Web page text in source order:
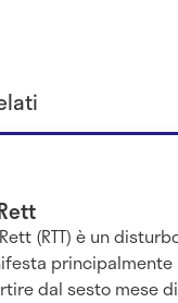
(RTT) è un
principalmente
dal sesto mese